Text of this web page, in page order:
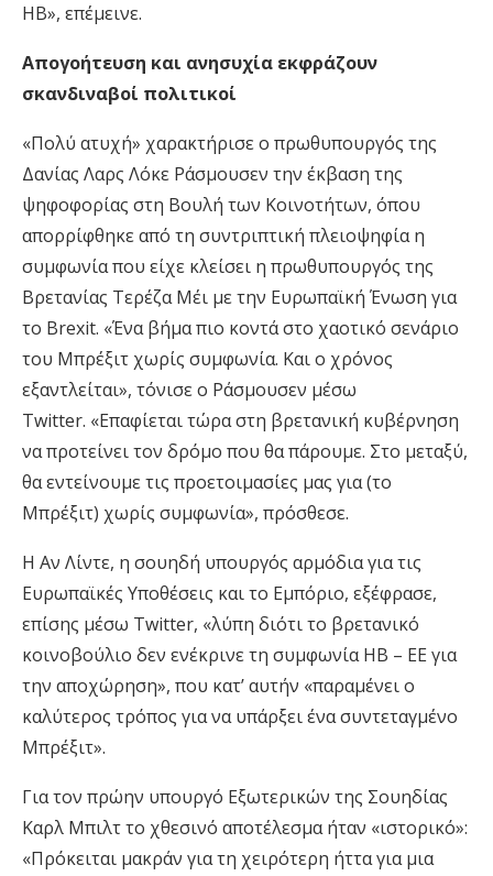
ΗΒ», επέμεινε.
Απογοήτευση και ανησυχία εκφράζουν
σκανδιναβοί πολιτικοί
«Πολύ ατυχή» χαρακτήρισε ο πρωθυπουργός της
Δανίας Λαρς Λόκε Ράσμουσεν την έκβαση της
ψηφοφορίας στη Βουλή των Κοινοτήτων, όπου
απορρίφθηκε από τη συντριπτική πλειοψηφία η
συμφωνία που είχε κλείσει η πρωθυπουργός της
Βρετανίας Τερέζα Μέι με την Ευρωπαϊκή Ένωση για
το Brexit. «Ένα βήμα πιο κοντά στο χαοτικό σενάριο
του Μπρέξιτ χωρίς συμφωνία. Και ο χρόνος
εξαντλείται», τόνισε ο Ράσμουσεν μέσω
Twitter. «Επαφίεται τώρα στη βρετανική κυβέρνηση
να προτείνει τον δρόμο που θα πάρουμε. Στο μεταξύ,
θα εντείνουμε τις προετοιμασίες μας για (το
Μπρέξιτ) χωρίς συμφωνία», πρόσθεσε.
Η Αν Λίντε, η σουηδή υπουργός αρμόδια για τις
Ευρωπαϊκές Υποθέσεις και το Εμπόριο, εξέφρασε,
επίσης μέσω Twitter, «λύπη διότι το βρετανικό
κοινοβούλιο δεν ενέκρινε τη συμφωνία ΗΒ – ΕΕ για
την αποχώρηση», που κατ’ αυτήν «παραμένει ο
καλύτερος τρόπος για να υπάρξει ένα συντεταγμένο
Μπρέξιτ».
Για τον πρώην υπουργό Εξωτερικών της Σουηδίας
Καρλ Μπιλτ το χθεσινό αποτέλεσμα ήταν «ιστορικό»:
«Πρόκειται μακράν για τη χειρότερη ήττα για μια